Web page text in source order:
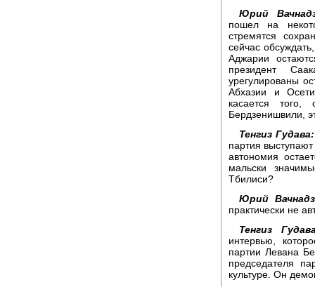
Юрий
пошел на
стремятся
сейчас
Аджарии
президент
урегулированы
Абхазии и
касается
Бердзенишвили,
Тенгиз Гудава:
партия
автономия
мальски
Тбилиси?
Юрий
практически не
Тенгиз
интервью,
партии Левана
председателя
культуре. Он